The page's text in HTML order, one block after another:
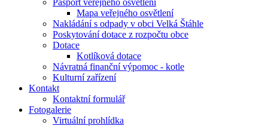
Pasport veřejného osvětlení
Mapa veřejného osvětlení
Nakládání s odpady v obci Velká Štáhle
Poskytování dotace z rozpočtu obce
Dotace
Kotlíková dotace
Návratná finanční výpomoc - kotle
Kulturní zařízení
Kontakt
Kontaktní formulář
Fotogalerie
Virtuální prohlídka